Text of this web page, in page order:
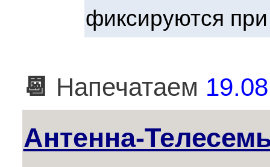
фиксируются
📆 Напечатаем
Антенна-